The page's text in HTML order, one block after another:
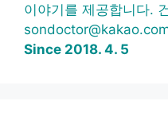
이야기를 제공합니다.
Since 2018. 4. 5